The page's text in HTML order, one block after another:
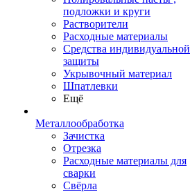
подложки и круги
Растворители
Расходные материалы
Средства индивидуальной
защиты
Укрывочный материал
Шпатлевки
Ещё
Металлообработка
Зачистка
Отрезка
Расходные материалы для
сварки
Свёрла